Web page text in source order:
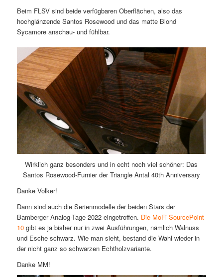
Beim FLSV sind beide verfügbaren Oberflächen, also das
hochglänzende Santos Rosewood und das matte Blond
Sycamore anschau- und fühlbar.
Wirklich ganz besonders und in echt noch viel schöner: Das
Santos Rosewood-Furnier der Triangle Antal 40th Anniversary
Danke Volker!
Dann sind auch die Serienmodelle der beiden Stars der
Bamberger Analog-Tage 2022 eingetroffen. Die MoFi SourcePoint
10gibt es ja bisher nur in zwei Ausführungen, nämlich Walnuss
und Esche schwarz. Wie man sieht, bestand die Wahl wieder in
der nicht ganz so schwarzen Echtholzvariante.
Danke MM!